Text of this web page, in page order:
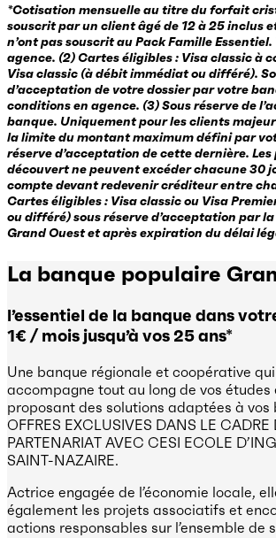
*Cotisation mensuelle au titre du forfait
souscrit par un client âgé de 12 à 25 inclus
n’ont pas souscrit au Pack Famille
agence. (2) Cartes éligibles : Visa classic à
Visa classic (à débit immédiat ou différé).
d’acceptation de votre dossier par votre
conditions en agence. (3) Sous réserve de
banque. Uniquement pour les clients
la limite du montant maximum défini par
réserve d’acceptation de cette dernière. Les
découvert ne peuvent excéder chacune 30
compte devant redevenir créditeur entre
Cartes éligibles : Visa classic ou Visa
ou différé) sous réserve d’acceptation par
Grand Ouest et après expiration du délai
La banque populaire
l’essentiel de la banque dans
1€ / mois jusqu’à vos 25 ans*
Une banque régionale et coopérative
accompagne tout au long de vos études
proposant des solutions adaptées à vos
OFFRES EXCLUSIVES DANS LE CADRE
PARTENARIAT AVEC CESI ECOLE
SAINT-NAZAIRE.
Actrice engagée de l’économie locale,
également les projets associatifs et
actions responsables sur l’ensemble de